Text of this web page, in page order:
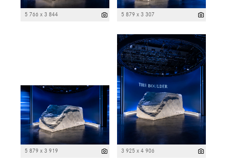
5 766 x 3 844 5 879 x 3 307
5 879 x 3 919 3 925 x 4 906